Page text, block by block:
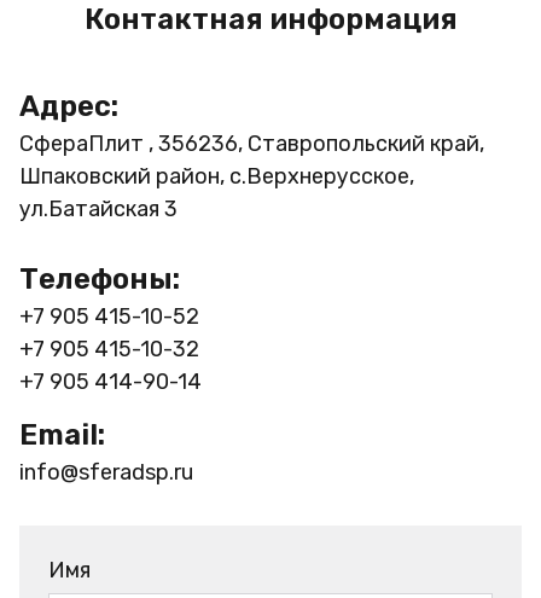
Контактная информация
Адрес:
СфераПлит , 356236, Ставропольский край,
Шпаковский район, с.Верхнерусское,
ул.Батайская 3
Телефоны:
+7 905 415-10-52
+7 905 415-10-32
+7 905 414-90-14
Email:
info@sferadsp.ru
Имя